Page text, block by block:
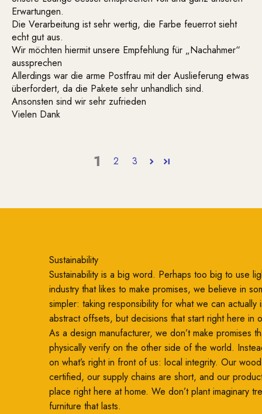
Erwartungen.
Die Verarbeitung ist sehr wertig, die Farbe feuerrot sieht
echt gut aus.
Wir möchten hiermit unsere Empfehlung für „Nachahmer“
aussprechen
Allerdings war die arme Postfrau mit der Auslieferung etwas
überfordert, da die Pakete sehr unhandlich sind.
Ansonsten sind wir sehr zufrieden
Vielen Dank
1 2 3
Sustainability
Sustainability is a big word. Perhaps too big to use
industry that likes to make promises, we believe in
simpler: taking responsibility for what we can
abstract offsets, but decisions that start right here in
As a design manufacturer, we don’t make promises
physically verify on the other side of the world.
on what’s right in front of us: local integrity. Our
certified, our supply chains are short, and our
place right here at home. We don’t plant imaginary
furniture that lasts.